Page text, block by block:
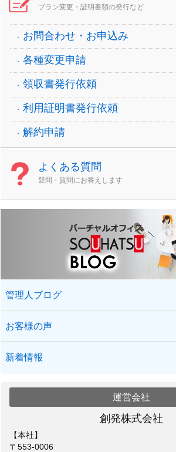
プラン変更・証明書類の発行など
お問合わせ・お申込み
各種変更申請
領収書発行依頼
利用証明書発行依頼
解約申請
よくある質問
疑問・質問にお答えします
管理人ブログ
お客様の声
新着情報
運営会社
創発株式会社
【本社】
〒553-0006